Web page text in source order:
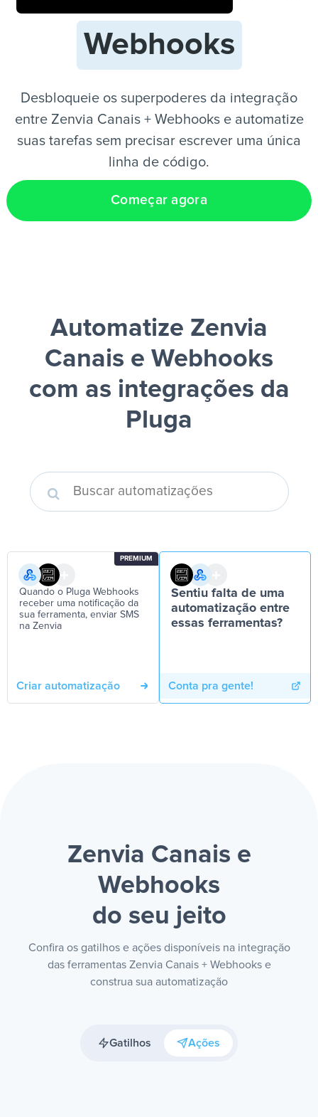
PT
Webhooks
Desbloqueie os superpoderes da integração
entre Zenvia Canais + Webhooks e automatize
suas tarefas sem precisar escrever uma única
linha de código.
Começar agora
Automatize Zenvia
Canais e Webhooks
com as integrações da
Pluga
PREMIUM
Quando o Pluga Webhooks
receber uma notificação da
sua ferramenta, enviar SMS
na Zenvia
Criar automatização
Sentiu falta de uma
automatização entre
essas ferramentas?
Conta pra gente!
Zenvia Canais e
Webhooks
do seu jeito
Confira os gatilhos e ações disponíveis na integração
das ferramentas Zenvia Canais + Webhooks e
construa sua automatização
Gatilhos Ações